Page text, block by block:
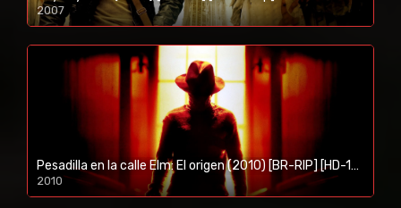
2007
1080p/720p
Pesadilla en la calle Elm: El origen (2010) [BR-RIP] [HD-1080p]
2010
1080p/720p